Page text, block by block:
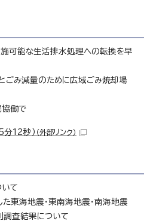
可能な生活排水処理への転換を早
ごみ減量のために広域ごみ焼却場
働で
分12秒） （外部リンク）
て
東海地震・東南海地震・南海地震
査結果について